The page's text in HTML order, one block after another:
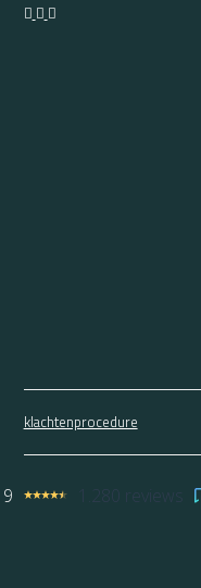
klachtenprocedure
9